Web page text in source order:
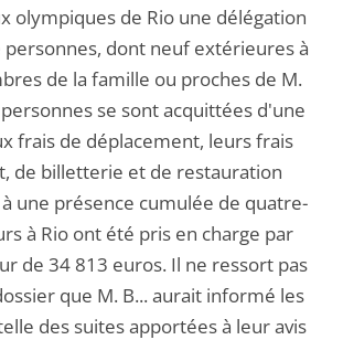
olympiques de Rio une délégation
dont neuf extérieures à
de la famille ou proches de M.
personnes se sont acquittées d'une
frais de déplacement, leurs frais
de billetterie et de restauration
une présence cumulée de quatre-
à Rio ont été pris en charge par
de 34 813 euros. Il ne ressort pas
que M. B... aurait informé les
des suites apportées à leur avis